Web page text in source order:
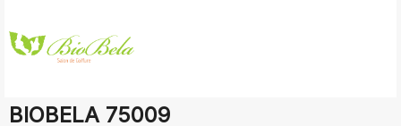
BIOBELA 75009